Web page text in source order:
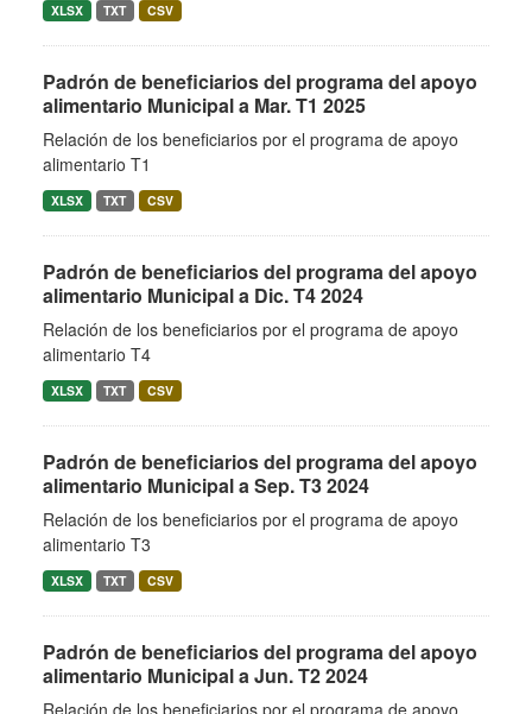
XLSX TXT CSV
Padrón de beneficiarios del programa del apoyo
alimentario Municipal a Mar. T1 2025
Relación de los beneficiarios por el programa de apoyo
alimentario T1
XLSX TXT CSV
Padrón de beneficiarios del programa del apoyo
alimentario Municipal a Dic. T4 2024
Relación de los beneficiarios por el programa de apoyo
alimentario T4
XLSX TXT CSV
Padrón de beneficiarios del programa del apoyo
alimentario Municipal a Sep. T3 2024
Relación de los beneficiarios por el programa de apoyo
alimentario T3
XLSX TXT CSV
Padrón de beneficiarios del programa del apoyo
alimentario Municipal a Jun. T2 2024
Relación de los beneficiarios por el programa de apoyo